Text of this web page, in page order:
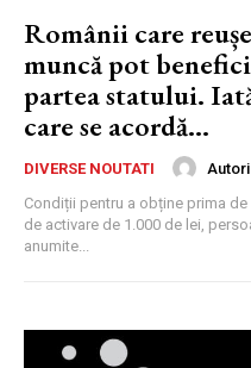
Românii care
muncă pot
partea statului.
care se acordă...
DIVERSE NOUTATI
Condiții pentru a obține prima
de activare de 1.000 de lei,
anumite...